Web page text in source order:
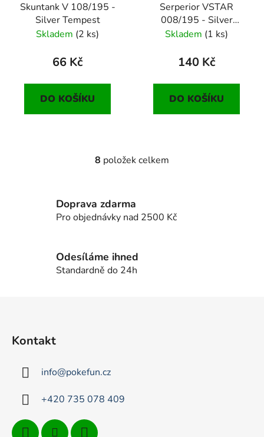
Skuntank V 108/195 -
Silver Tempest
Skladem (2 ks)
66 Kč
DO KOŠÍKU
Serperior VSTAR
008/195 - Silver
Tempest
Skladem (1 ks)
140 Kč
DO KOŠÍKU
O
á
d
í
p
8 položek celkem
Doprava zdarma
Pro objednávky nad 2500 Kč
Odesíláme ihned
Standardně do 24h
Kontakt
info@pokefun.cz
+420 735 078 409